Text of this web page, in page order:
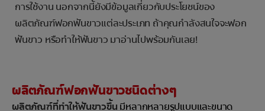
การใช้งาน นอกจากนี้ยังมีข้อมูลเกี่ยวกับประโยชน์ของ
ผลิตภัณฑ์ฟอกฟันขาวแต่ละประเภท ถ้าคุณกำลังสนใจจะฟอก
ฟันขาว หรือทำให้ฟันขาว มาอ่านไปพร้อมกันเลย!
ผลิตภัณฑ์ฟอกฟันขาวชนิดต่างๆ
ผลิตภัณฑ์ที่ทำให้ฟันขาวขึ้น มีหลากหลายรูปแบบและขนาด